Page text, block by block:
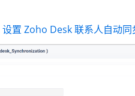
设置 Zoho Desk 联系人自动同